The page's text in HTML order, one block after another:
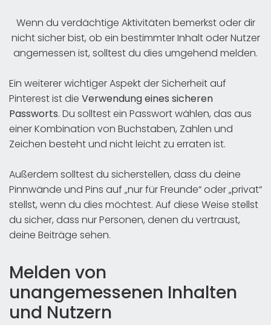
Wenn du verdächtige Aktivitäten bemerkst oder dir
nicht sicher bist, ob ein bestimmter Inhalt oder Nutzer
angemessen ist, solltest du dies umgehend melden.
Ein weiterer wichtiger Aspekt der Sicherheit auf
Pinterest ist die Verwendung eines sicheren
Passworts. Du solltest ein Passwort wählen, das aus
einer Kombination von Buchstaben, Zahlen und
Zeichen besteht und nicht leicht zu erraten ist.
Außerdem solltest du sicherstellen, dass du deine
Pinnwände und Pins auf „nur für Freunde“ oder „privat“
stellst, wenn du dies möchtest. Auf diese Weise stellst
du sicher, dass nur Personen, denen du vertraust,
deine Beiträge sehen.
Melden von
unangemessenen Inhalten
und Nutzern